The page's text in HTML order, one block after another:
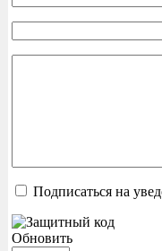
Подписаться на
Обновить